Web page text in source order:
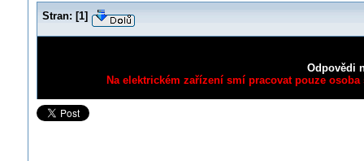
Stran: [1]
Odpovědi
Na elektrickém zařízení smí pracovat pouze